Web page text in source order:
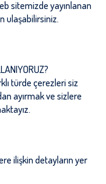
sitemizde yayınlanan
ulaşabilirsiniz.
türde çerezleri siz
ayırmak ve sizlere
ilişkin detayların yer